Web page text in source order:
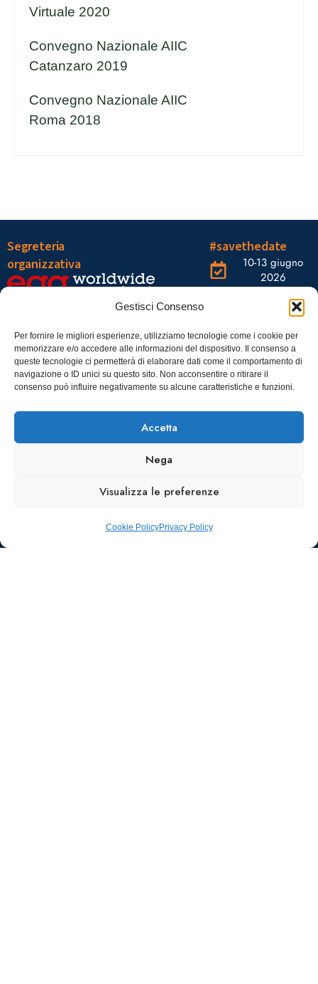
Gestisci Consenso
Per fornire le migliori esperienze, utilizziamo tecnologie come i cookie per
memorizzare e/o accedere alle informazioni del dispositivo. Il consenso a
queste tecnologie ci permetterà di elaborare dati come il comportamento di
navigazione o ID unici su questo sito. Non acconsentire o ritirare il
consenso può influire negativamente su alcune caratteristiche e funzioni.
Accetta
Nega
Visualizza le preferenze
Cookie PolicyPrivacy Policy
Virtuale 2020
Convegno Nazionale AIIC
Catanzaro 2019
Convegno Nazionale AIIC
Roma 2018
Segreteria
organizzativa
Tel.: 06328121
infoaiic2026@ega.it
#savethedate
10-13 giugno
2026
OGR Torino
Castelfidardo,
22 10128
Torino
SCARICA
ICS